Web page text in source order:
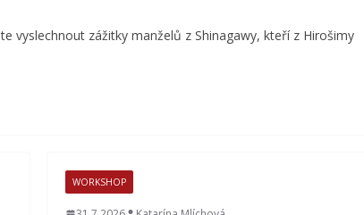
vyslechnout zážitky manželů z Shinagawy, kteří z Hirošimy
WORKSHOP